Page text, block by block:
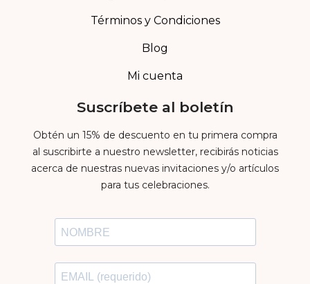
Términos y Condiciones
Blog
Mi cuenta
Suscríbete al boletín
Obtén un 15% de descuento en tu primera compra
al suscribirte a nuestro newsletter, recibirás noticias
acerca de nuestras nuevas invitaciones y/o artículos
para tus celebraciones.